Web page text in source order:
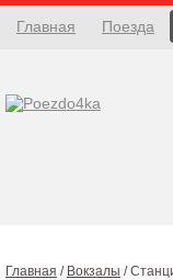
Главная Поезда
Главная / Вокзалы /